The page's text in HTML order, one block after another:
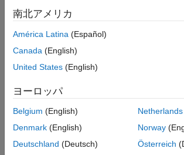
ON THIS PAGEDiscover available DAQ devices and
use.
Configure device acquisition
intermediate binary file during
By default, the app will open in design
南北アメリカ
América Latina (Español)
Canada (English)
United States (English)
ヨーロッパ
Belgium (English)
Denmark (English)
Deutschland (Deutsch)
Netherlands
Norway
Österreich